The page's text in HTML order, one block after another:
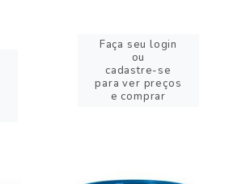
Faça seu login
ou
cadastre-se
para ver preços
e comprar